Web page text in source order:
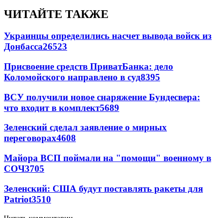
ЧИТАЙТЕ ТАКЖЕ
Украинцы определились насчет вывода войск из
Донбасса26523
Присвоение средств ПриватБанка: дело
Коломойского направлено в суд8395
ВСУ получили новое снаряжение Бундесвера:
что входит в комплект5689
Зеленский сделал заявление о мирных
переговорах4608
Майора ВСП поймали на "помощи" военному в
СОЧ3705
Зеленский: США будут поставлять ракеты для
Patriot3510